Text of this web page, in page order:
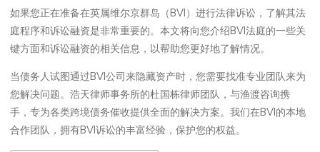
如果您正在准备在英属维尔京群岛（BVI）进行法律诉讼，了解其法
庭程序和诉讼融资是非常重要的。本文将向您介绍BVI法庭的一些关
键方面和诉讼融资的相关信息，以帮助您更好地了解情况。
当债务人试图通过BVI公司来隐藏资产时，您需要找准专业团队来为
您解决问题。浩天律师事务所的杜国栋律师团队，与渔渡咨询携
手，专为各类跨境债务催收提供全面的解决方案。我们在BVI的本地
合作团队，拥有BVI诉讼的丰富经验，保护您的权益。